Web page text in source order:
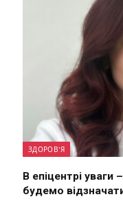
ЗДОРОВ'Я
В епіцентрі
будемо